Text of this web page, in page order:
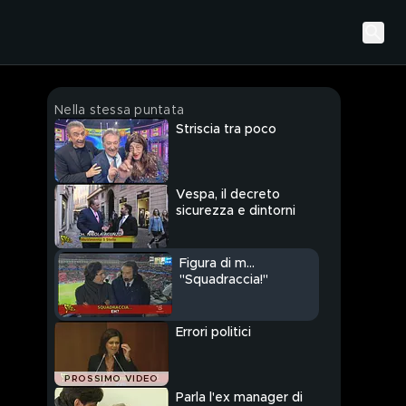
Nella stessa puntata
Striscia tra poco
Vespa, il decreto
sicurezza e dintorni
Figura di m...
"Squadraccia!"
PROSSIMO VIDEO
Errori politici
Parla l'ex manager di